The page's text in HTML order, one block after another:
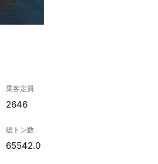
乗客定員
2646
総トン数
65542.0